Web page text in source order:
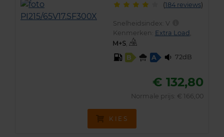
(184 reviews)
Snelheidsindex: V
Kenmerken: Extra Load
,
B
A 72dB
€ 132,80
Normale prijs: € 166,00
KIES